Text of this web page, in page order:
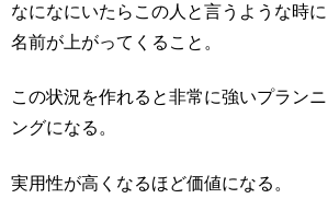
なになにいたらこの人と言うような時に
名前が上がってくること。
この状況を作れると非常に強いプランニ
ングになる。
実用性が高くなるほど価値になる。